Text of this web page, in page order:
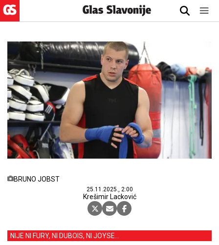
BRUNO JOBST
25.11.2025., 2:00
Krešimir Lacković
NIJE NI FURY, NI DUBOIS, NI JOYSE...